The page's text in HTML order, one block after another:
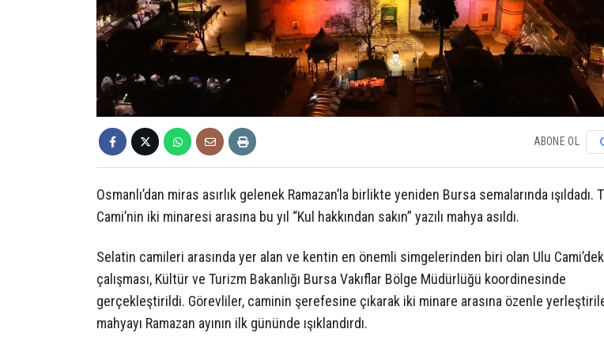
ABONE OL
Osmanlı’dan miras asırlık gelenek Ramazan’la birlikte yeniden Bursa semalarında ışıldadı.
Cami’nin iki minaresi arasına bu yıl “Kul hakkından sakın” yazılı mahya asıldı.
Selatin camileri arasında yer alan ve kentin en önemli simgelerinden biri olan Ulu
çalışması, Kültür ve Turizm Bakanlığı Bursa Vakıflar Bölge Müdürlüğü koordinesinde
gerçekleştirildi. Görevliler, caminin şerefesine çıkarak iki minare arasına özenle
mahyayı Ramazan ayının ilk gününde ışıklandırdı.